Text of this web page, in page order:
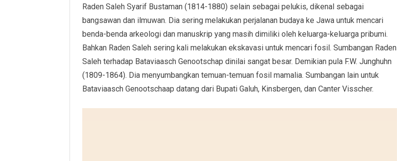
Raden Saleh Syarif Bustaman (1814-1880) selain sebagai pelukis, dikenal sebagai
bangsawan dan ilmuwan. Dia sering melakukan perjalanan budaya ke Jawa untuk mencari
benda-benda arkeologi dan manuskrip yang masih dimiliki oleh keluarga-keluarga pribumi.
Bahkan Raden Saleh sering kali melakukan ekskavasi untuk mencari fosil. Sumbangan Raden
Saleh terhadap Bataviaasch Genootschap dinilai sangat besar. Demikian pula F.W. Junghuhn
(1809-1864). Dia menyumbangkan temuan-temuan fosil mamalia. Sumbangan lain untuk
Bataviaasch Genootschaap datang dari Bupati Galuh, Kinsbergen, dan Canter Visscher.